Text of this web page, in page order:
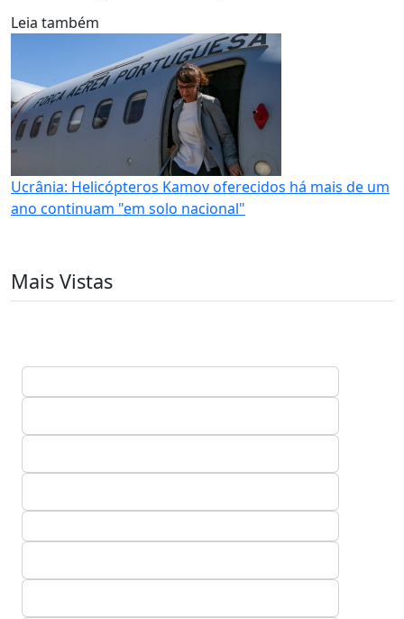
Leia também
Ucrânia: Helicópteros Kamov oferecidos há mais de um
ano continuam "em solo nacional"
Mais Vistas